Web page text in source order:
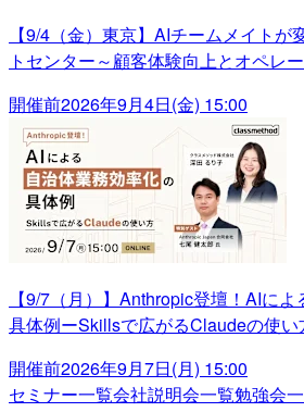
【9/4（金）東京】AIチームメイトが
トセンター～顧客体験向上とオペレ
開催前2026年9月4日(金) 15:00
【9/7（月）】Anthropic登壇！AIに
具体例ーSkillsで広がるClaudeの使い
開催前2026年9月7日(月) 15:00
セミナー一覧会社説明会一覧勉強会